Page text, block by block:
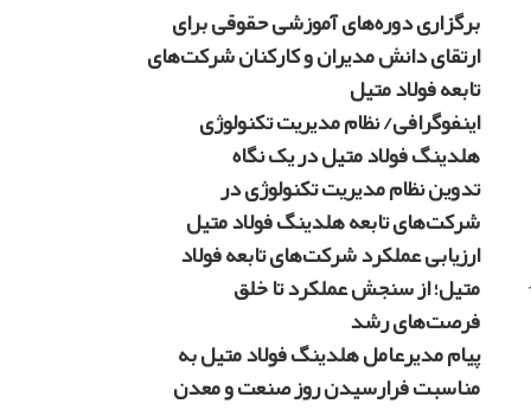
برگزاری دوره‌های آموزشی حقوقی برای
ارتقای دانش مدیران و کارکنان شرکت‌های
تابعه فولاد متیل
اینفوگرافی/ نظام مدیریت تکنولوژی
هلدینگ فولاد متیل در یک نگاه
تدوین نظام مدیریت تکنولوژی در
شرکت‌های تابعه هلدینگ فولاد متیل
ارزیابی عملکرد شرکت‌های تابعه فولاد
متیل؛ از سنجش عملکرد تا خلق
فرصت‌های رشد
پیام مدیرعامل هلدینگ فولاد متیل به
مناسبت فرارسیدن روز صنعت و معدن